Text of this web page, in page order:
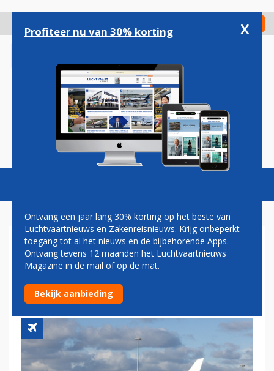
gaan
Check in
Magazine Podcasts Vacatures
KLM ZETTE TIJDENS
SNEEUWDAG NIET ALLE DE-
ICINGPLEKKEN IN
Profiteer nu van 30% korting x
Ontvang een jaar lang 30% korting op het beste van
Luchtvaartnieuws en Zakenreisnieuws. Krijg onbeperkt
toegang tot al het nieuws en de bijbehorende Apps.
Ontvang tevens 12 maanden het Luchtvaartnieuws
Magazine in de mail of op de mat.
Bekijk aanbieding